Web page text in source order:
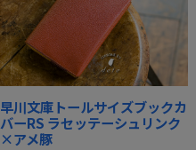
早川文庫トールサイズブックカ
バーRS ラセッテーシュリンク
×アメ豚